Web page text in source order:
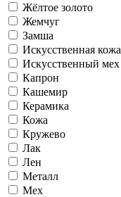
Жёлтое золото
Жемчуг
Замша
Искусственная кожа
Искусственный мех
Капрон
Кашемир
Керамика
Кожа
Кружево
Лак
Лен
Металл
Мех